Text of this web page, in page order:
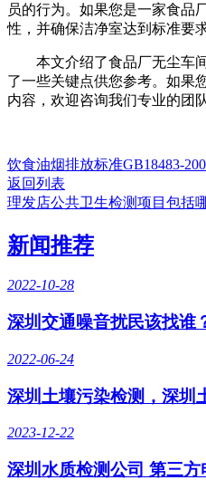
员的行为。如果您是一家食品
性，并确保洁净室达到标准要求
本文介绍了食品厂无尘车
了一些关键点供您参考。如果
内容，欢迎咨询我们专业的团
饮食油烟排放标准GB18483-
返回列表
理发店公共卫生检测项目包括
新闻推荐
2022-10-28
深圳交通噪音扰民该找谁
2022-06-24
深圳土壤污染检测，深圳
2023-12-22
深圳水质检测公司 第三方